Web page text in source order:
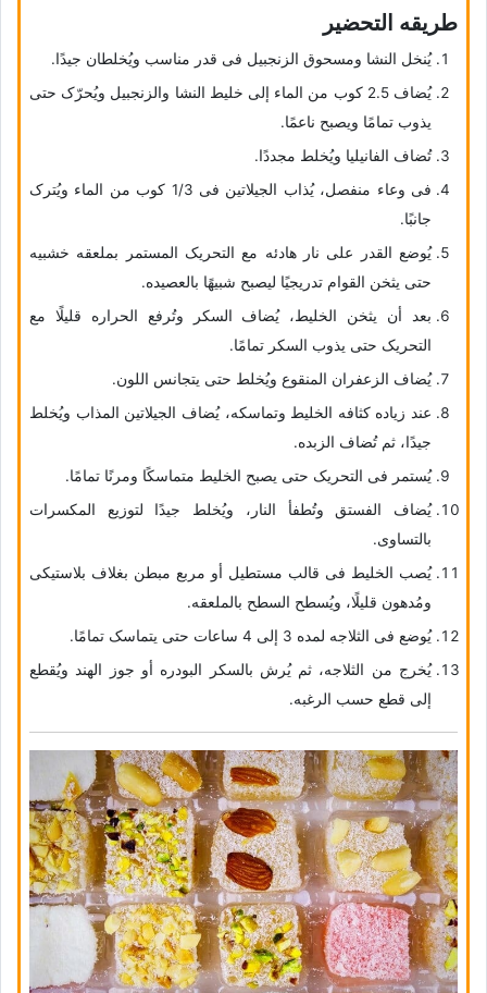
طریقه التحضیر
یُنخل النشا ومسحوق الزنجبیل فی قدر مناسب ویُخلطان جیدًا.
یُضاف 2.5 کوب من الماء إلى خلیط النشا والزنجبیل ویُحرّک حتى
یذوب تمامًا ویصبح ناعمًا.
تُضاف الفانیلیا ویُخلط مجددًا.
فی وعاء منفصل، یُذاب الجیلاتین فی 1/3 کوب من الماء ویُترک
جانبًا.
یُوضع القدر على نار هادئه مع التحریک المستمر بملعقه خشبیه
حتى یثخن القوام تدریجیًا لیصبح شبیهًا بالعصیده.
بعد أن یثخن الخلیط، یُضاف السکر وتُرفع الحراره قلیلًا مع
التحریک حتى یذوب السکر تمامًا.
یُضاف الزعفران المنقوع ویُخلط حتى یتجانس اللون.
عند زیاده کثافه الخلیط وتماسکه، یُضاف الجیلاتین المذاب ویُخلط
جیدًا، ثم تُضاف الزبده.
یُستمر فی التحریک حتى یصبح الخلیط متماسکًا ومرنًا تمامًا.
یُضاف الفستق وتُطفأ النار، ویُخلط جیدًا لتوزیع المکسرات
بالتساوی.
یُصب الخلیط فی قالب مستطیل أو مربع مبطن بغلاف بلاستیکی
ومُدهون قلیلًا، ویُسطح السطح بالملعقه.
یُوضع فی الثلاجه لمده 3 إلى 4 ساعات حتى یتماسک تمامًا.
یُخرج من الثلاجه، ثم یُرش بالسکر البودره أو جوز الهند ویُقطع
إلى قطع حسب الرغبه.